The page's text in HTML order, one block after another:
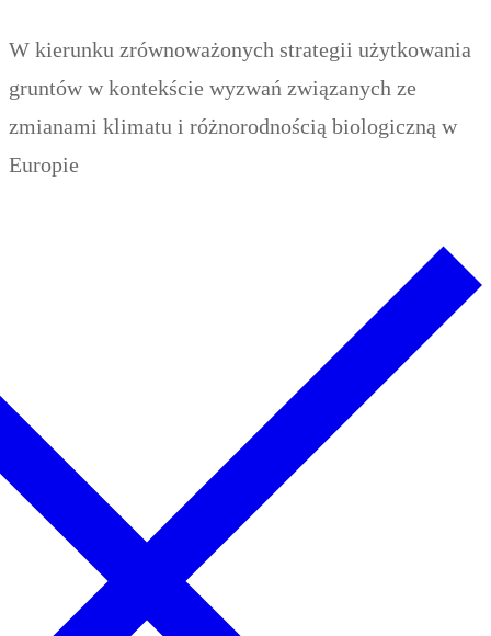
Inhalt
springen
W kierunku zrównoważonych strategii użytkowania
gruntów w kontekście wyzwań związanych ze
zmianami klimatu i różnorodnością biologiczną w
Europie